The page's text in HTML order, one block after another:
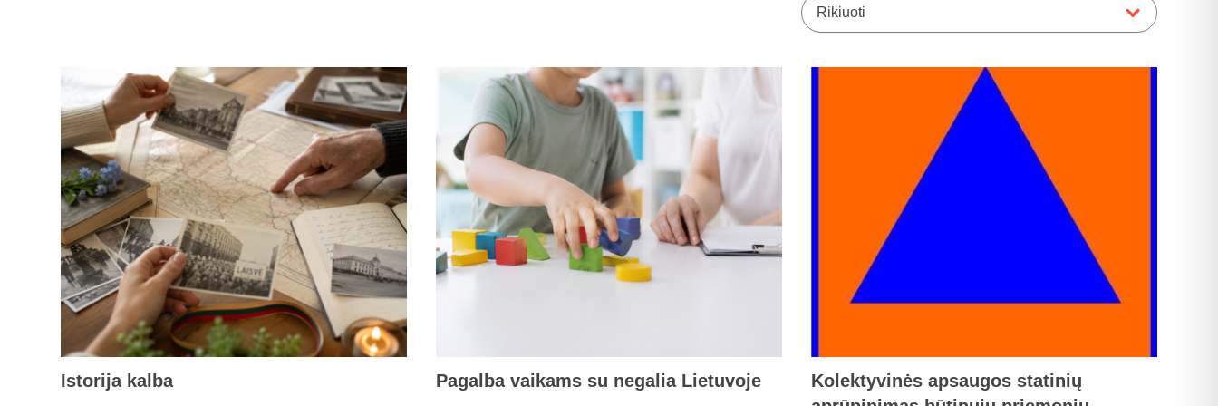
Rikiuoti
Istorija kalba Pagalba vaikams su negalia Lietuvoje
Kolektyvinės apsaugos statinių